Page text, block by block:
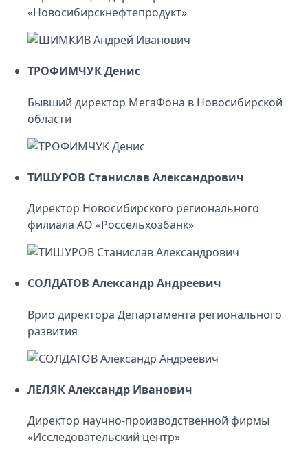
«Новосибирскнефтепродукт»
ТРОФИМЧУК Денис
Бывший директор МегаФона в Новосибирской
области
ТИШУРОВ Станислав Александрович
Директор Новосибирского регионального
филиала АО «Россельхозбанк»
СОЛДАТОВ Александр Андреевич
Врио директора Департамента регионального
развития
ЛЕЛЯК Александр Иванович
Директор научно-производственной фирмы
«Исследовательский центр»